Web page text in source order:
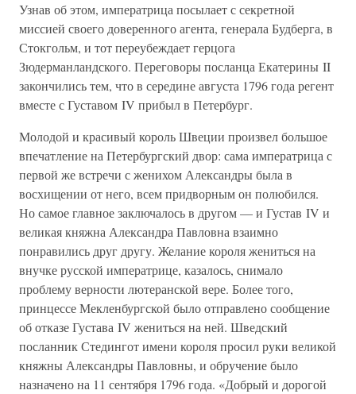
Узнав об этом, императрица посылает с секретной
миссией своего доверенного агента, генерала Будберга, в
Стокгольм, и тот переубеждает герцога
Зюдерманландского. Переговоры посланца Екатерины II
закончились тем, что в середине августа 1796 года регент
вместе с Густавом IV прибыл в Петербург.
Молодой и красивый король Швеции произвел большое
впечатление на Петербургский двор: сама императрица с
первой же встречи с женихом Александры была в
восхищении от него, всем придворным он полюбился.
Но самое главное заключалось в другом — и Густав IV и
великая княжна Александра Павловна взаимно
понравились друг другу. Желание короля жениться на
внучке русской императрице, казалось, снимало
проблему верности лютеранской вере. Более того,
принцессе Мекленбургской было отправлено сообщение
об отказе Густава IV жениться на ней. Шведский
посланник Стедингот имени короля просил руки великой
княжны Александры Павловны, и обручение было
назначено на 11 сентября 1796 года. «Добрый и дорогой